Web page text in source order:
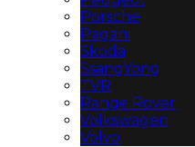
Porsche
Pagani
Skoda
SsangYong
TVR
Range Rover
Volkswagen
Volvo